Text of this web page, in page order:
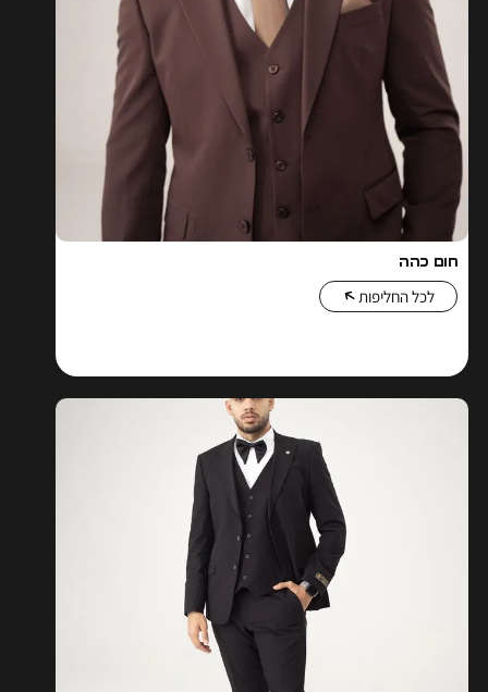
חום כהה
לכל החליפות